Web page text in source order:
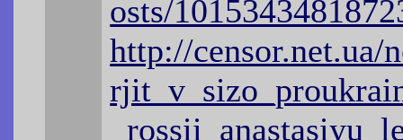
osts/
http://censor.net.ua/